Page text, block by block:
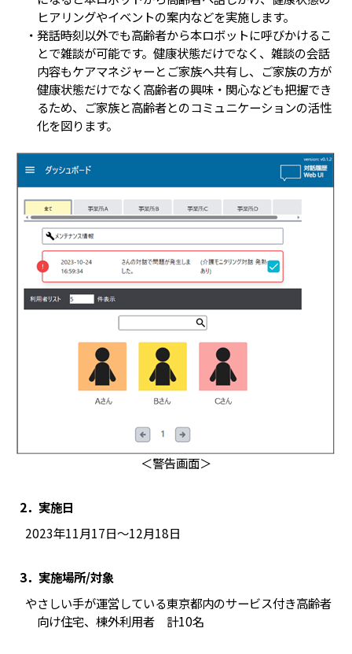
ヒアリングやイベントの案内などを実施します。
・発話時刻以外でも高齢者から本ロボットに呼びかけるこ
とで雑談が可能です。健康状態だけでなく、雑談の会話
内容もケアマネジャーとご家族へ共有し、ご家族の方が
健康状態だけでなく高齢者の興味・関心なども把握でき
るため、ご家族と高齢者とのコミュニケーションの活性
化を図ります。
＜警告画面＞
2．実施日
2023年11月17日～12月18日
3．実施場所/対象
やさしい手が運営している東京都内のサービス付き高齢者
向け住宅、棟外利用者 計10名